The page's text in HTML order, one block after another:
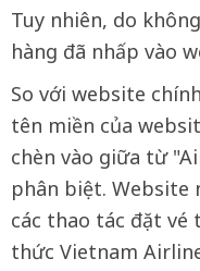
Tuy nhiên, do
hàng đã nhấp vào
So với website
tên miền của
chèn vào giữa từ
phân biệt. Website
các thao tác đặt
thức Vietnam